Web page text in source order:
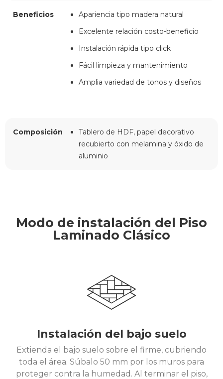
Beneficios
Apariencia tipo madera natural
Excelente relación costo-beneficio
Instalación rápida tipo click
Fácil limpieza y mantenimiento
Amplia variedad de tonos y diseños
Composición
Tablero de HDF, papel decorativo
recubierto con melamina y óxido de
aluminio
Modo de instalación del Piso
Laminado Clásico
Instalación del bajo suelo
Extienda el bajo suelo sobre el firme, cubriendo
toda el área. Súbalo 50 mm por los muros para
proteger contra la humedad. Al terminar el piso,